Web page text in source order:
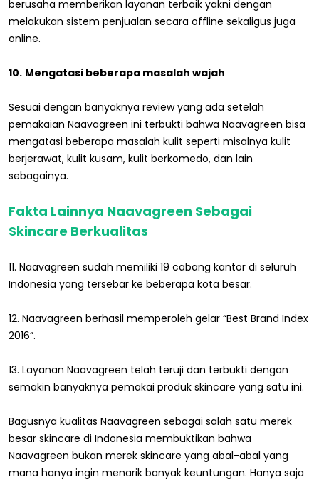
berusaha memberikan layanan terbaik yakni dengan
melakukan sistem penjualan secara offline sekaligus juga
online.
10. Mengatasi beberapa masalah wajah
Sesuai dengan banyaknya review yang ada setelah
pemakaian Naavagreen ini terbukti bahwa Naavagreen bisa
mengatasi beberapa masalah kulit seperti misalnya kulit
berjerawat, kulit kusam, kulit berkomedo, dan lain
sebagainya.
Fakta Lainnya Naavagreen Sebagai
Skincare Berkualitas
11. Naavagreen sudah memiliki 19 cabang kantor di seluruh
Indonesia yang tersebar ke beberapa kota besar.
12. Naavagreen berhasil memperoleh gelar “Best Brand Index
2016”.
13. Layanan Naavagreen telah teruji dan terbukti dengan
semakin banyaknya pemakai produk skincare yang satu ini.
Bagusnya kualitas Naavagreen sebagai salah satu merek
besar skincare di Indonesia membuktikan bahwa
Naavagreen bukan merek skincare yang abal-abal yang
mana hanya ingin menarik banyak keuntungan. Hanya saja